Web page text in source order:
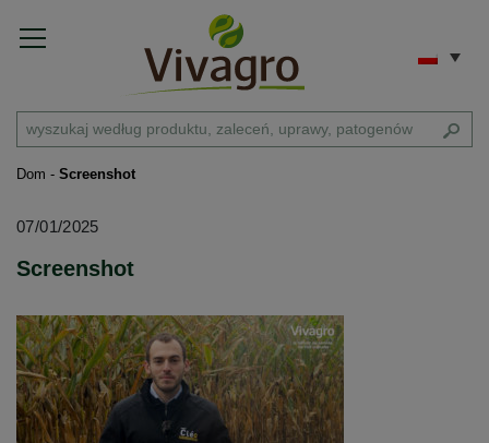
Dom - Screenshot
07/01/2025
Screenshot